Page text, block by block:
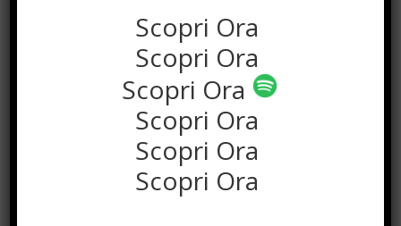
Scopri Ora
Scopri Ora
Scopri Ora
Scopri Ora
Scopri Ora
Scopri Ora